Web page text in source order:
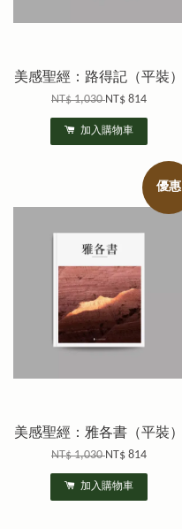
美感聖經：路得記（平裝）
NT$ 1,030NT$ 814
加入購物車
優惠
美感聖經：雅各書（平裝）
NT$ 1,030NT$ 814
加入購物車